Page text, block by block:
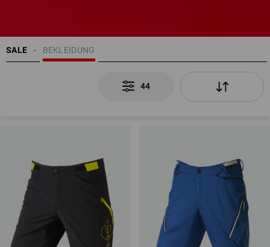
SALE BEKLEIDUNG
44